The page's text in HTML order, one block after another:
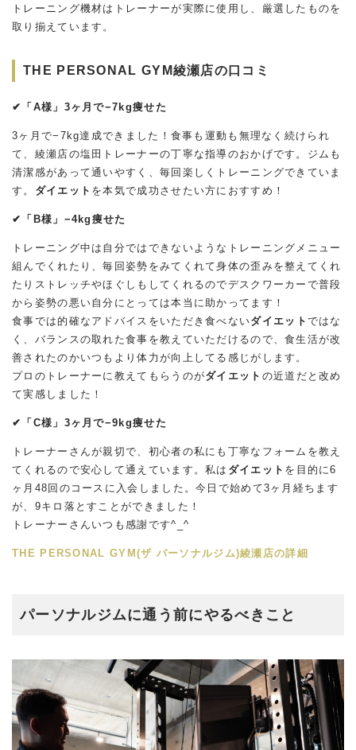
トレーニング機材はトレーナーが実際に使用し、厳選したものを
取り揃えています。
THE PERSONAL GYM綾瀬店の口コミ
✔︎「A様」3ヶ月で−7kg痩せた
3ヶ月で−7kg達成できました！食事も運動も無理なく続けられ
て、綾瀬店の塩田トレーナーの丁寧な指導のおかげです。ジムも
清潔感があって通いやすく、毎回楽しくトレーニングできていま
す。 ダイエット を本気で成功させたい方におすすめ！
✔︎「B様」−4kg痩せた
トレーニング中は自分ではできないようなトレーニングメニュー
組んでくれたり、毎回姿勢をみてくれて身体の歪みを整えてくれ
たりストレッチやほぐしもしてくれるのでデスクワーカーで普段
から姿勢の悪い自分にとっては本当に助かってます！
食事では的確なアドバイスをいただき食べないダイエット ではな
く、バランスの取れた食事を教えていただけるので、食生活が改
善されたのかいつもより体力が向上してる感じがします。
プロのトレーナーに教えてもらうのがダイエット の近道だと改め
て実感しました！
✔︎「C様」3ヶ月で−9kg痩せた
トレーナーさんが親切で、初心者の私にも丁寧なフォームを教え
てくれるので安心して通えています。私は ダイエット を目的に6
ヶ月48回のコースに入会しました。今日で始めて3ヶ月経ちます
が、9キロ落とすことができました！
トレーナーさんいつも感謝です^_^
THE PERSONAL GYM(ザ パーソナルジム)綾瀬店の詳細
パーソナルジムに通う前にやるべきこと